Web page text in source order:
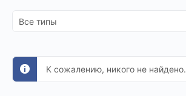
Показать:
К сожалению, никого не найдено.